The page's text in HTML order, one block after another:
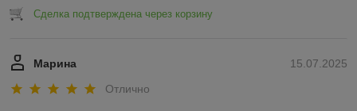
Сделка подтверждена через корзину
15.07.2025
Марина
Отлично